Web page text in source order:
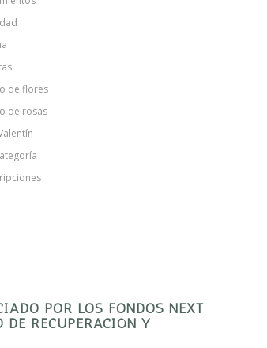
de flores
de rosas
POR LOS FONDOS NEXT
DE RECUPERACIÓN Y